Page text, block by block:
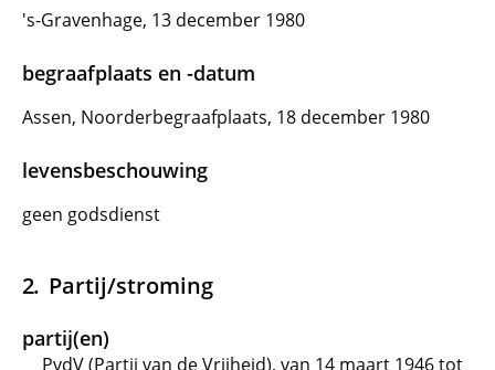
's-Gravenhage, 13 december 1980
begraafplaats en -datum
Assen, Noorderbegraafplaats, 18 december 1980
levensbeschouwing
geen godsdienst
Partij/stroming
partij(en)
PvdV (Partij van de Vrijheid), van 14 maart 1946 tot